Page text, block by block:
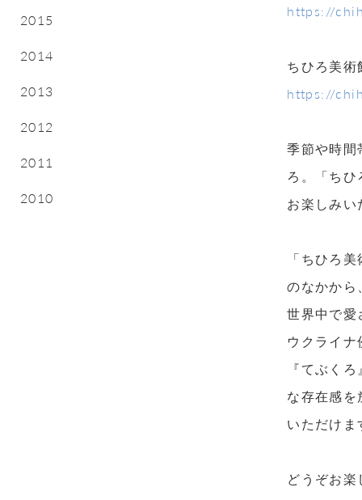
https://
ちひろ美
https://
季節や時
ろ。「ち
お楽しみ
「ちひろ
のなかか
世界中で
ウクライ
『てぶく
な存在感
いただけま
どうぞお
2015
2014
2013
2012
2011
2010